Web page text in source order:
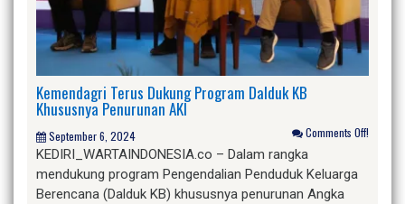
Kemendagri Terus Dukung Program Dalduk KB
Khususnya Penurunan AKI
September 6, 2024 Comments Off!
KEDIRI_WARTAINDONESIA.co – Dalam rangka
mendukung program Pengendalian Penduduk Keluarga
Berencana (Dalduk KB) khususnya penurunan Angka